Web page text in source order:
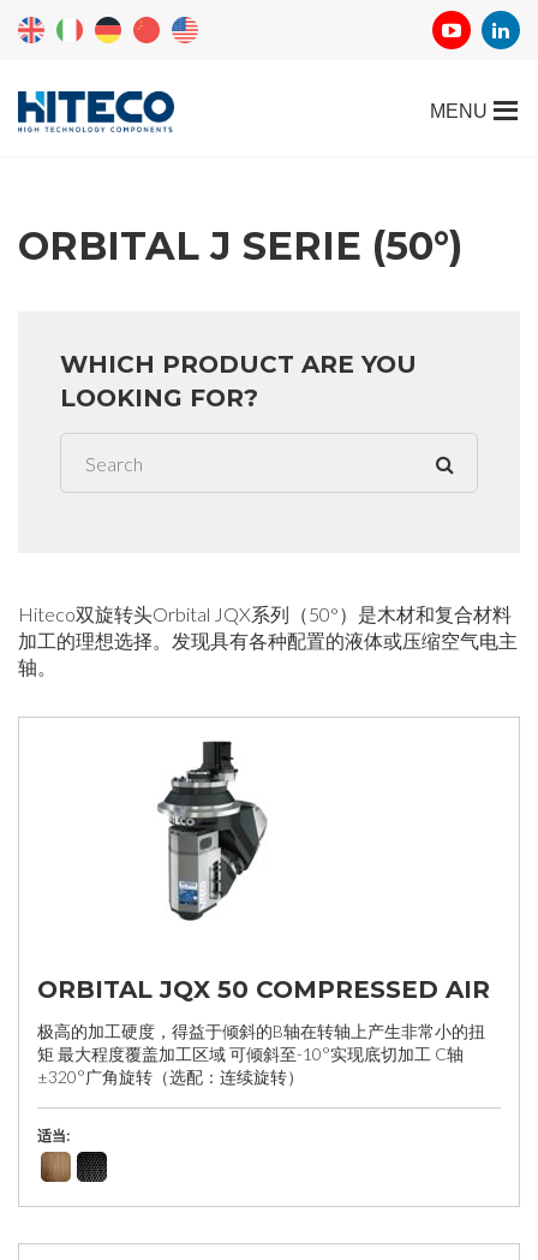
ORBITAL J SERIE (50°)
WHICH PRODUCT ARE YOU
LOOKING FOR?
Hiteco双旋转头Orbital JQX系列（50°）是木材和复合材料
加工的理想选择。发现具有各种配置的液体或压缩空气电主
轴。
ORBITAL JQX 50 COMPRESSED AIR
极高的加工硬度，得益于倾斜的B轴在转轴上产生非常小的扭
矩 最大程度覆盖加工区域 可倾斜至-10°实现底切加工 C轴
±320°广角旋转（选配：连续旋转）
适当: